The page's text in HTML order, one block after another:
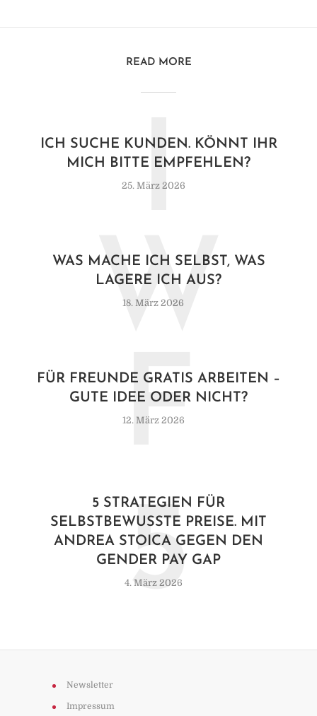
READ MORE
ICH SUCHE KUNDEN. KÖNNT IHR
MICH BITTE EMPFEHLEN?
25. März 2026
I
WAS MACHE ICH SELBST, WAS
LAGERE ICH AUS?
18. März 2026
W
FÜR FREUNDE GRATIS ARBEITEN –
GUTE IDEE ODER NICHT?
12. März 2026
F
5 STRATEGIEN FÜR
SELBSTBEWUSSTE PREISE. MIT
ANDREA STOICA GEGEN DEN
GENDER PAY GAP
4. März 2026
5
Newsletter
Impressum